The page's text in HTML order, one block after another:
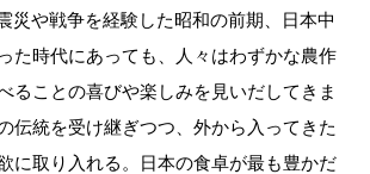
災や戦争を経験した昭和の前期、日本中
た時代にあっても、人々はわずかな農作
ることの喜びや楽しみを見いだしてきま
伝統を受け継ぎつつ、外から入ってきた
に取り入れる。日本の食卓が最も豊かだ